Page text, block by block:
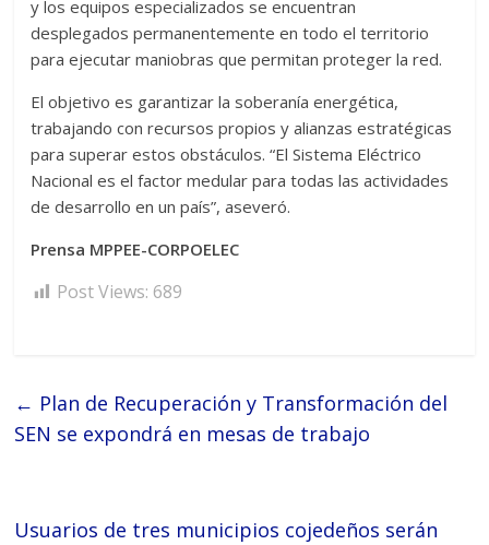
y los equipos especializados se encuentran
desplegados permanentemente en todo el territorio
para ejecutar maniobras que permitan proteger la red.
‎El objetivo es garantizar la soberanía energética,
trabajando con recursos propios y alianzas estratégicas
para superar estos obstáculos. “El Sistema Eléctrico
Nacional es el factor medular para todas las actividades
de desarrollo en un país”, aseveró.
Prensa MPPEE-CORPOELEC
Post Views: 689
← Plan de Recuperación y Transformación del
SEN se expondrá en mesas de trabajo
‎Usuarios de tres municipios cojedeños serán